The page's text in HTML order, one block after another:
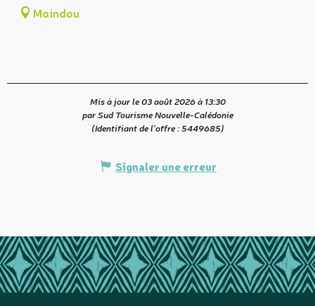
Moindou
Mis à jour le 03 août 2026 à 13:30
par Sud Tourisme Nouvelle-Calédonie
(Identifiant de l'offre :5449685)
Signaler une erreur